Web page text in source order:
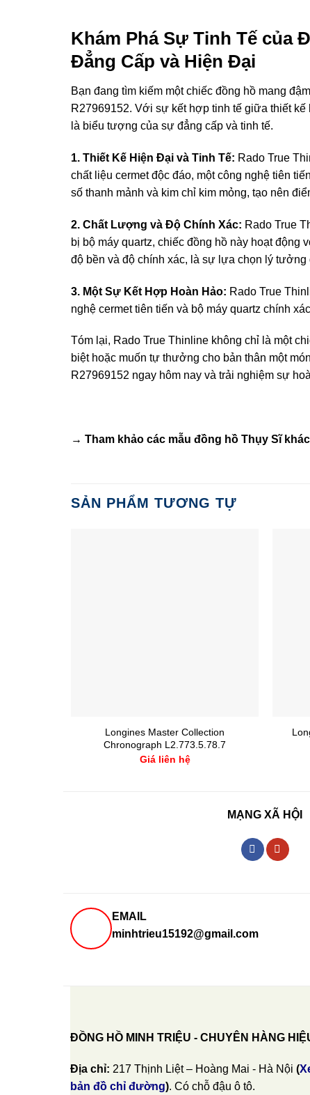
Khám Phá Sự Tinh Tế của
Đẳng Cấp và Hiện Đại
Bạn đang tìm kiếm một chiếc đồng hồ mang
R27969152. Với sự kết hợp tinh tế giữa thiết
là biểu tượng của sự đẳng cấp và tinh tế.
1. Thiết Kế Hiện Đại và Tinh Tế: Rado True
chất liệu cermet độc đáo, một công nghệ tiên
số thanh mảnh và kim chỉ kim mỏng, tạo nên
2. Chất Lượng và Độ Chính Xác: Rado True
bị bộ máy quartz, chiếc đồng hồ này hoạt
độ bền và độ chính xác, là sự lựa chọn lý
3. Một Sự Kết Hợp Hoàn Hảo: Rado True
nghệ cermet tiên tiến và bộ máy quartz chính
Tóm lại, Rado True Thinline không chỉ là một
biệt hoặc muốn tự thưởng cho bản thân một
R27969152 ngay hôm nay và trải nghiệm sự
→ Tham khảo các mẫu đồng hồ Thụy Sĩkhác
SẢN PHẨM TƯƠNG TỰ
Longines Master Collection
Chronograph L2.773.5.78.7
Giá liên hệ
MẠNG XÃ HỘI
EMAIL
minhtrieu15192@gmail.com
ĐỒNG HỒ MINH TRIỆU - CHUYÊN HÀNG
Địa chỉ: 217 Thịnh Liệt – Hoàng Mai - Hà Nội (
bản đồ chỉ đường). Có chỗ đậu ô tô.